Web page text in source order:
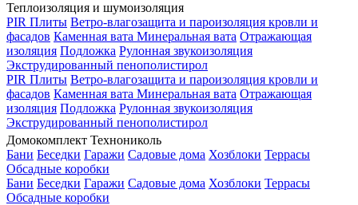
Теплоизоляция и шумоизоляция
PIR Плиты Ветро-влагозащита и пароизоляция кровли и
фасадов Каменная вата Минеральная вата Отражающая
изоляция Подложка Рулонная звукоизоляция
Экструдированный пенополистирол
PIR Плиты Ветро-влагозащита и пароизоляция кровли и
фасадов Каменная вата Минеральная вата Отражающая
изоляция Подложка Рулонная звукоизоляция
Экструдированный пенополистирол
Домокомплект Технониколь
Бани Беседки Гаражи Садовые дома Хозблоки Террасы
Обсадные коробки
Бани Беседки Гаражи Садовые дома Хозблоки Террасы
Обсадные коробки